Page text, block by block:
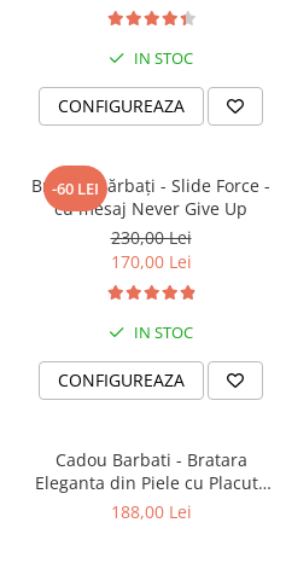
IN STOC
CONFIGUREAZA
-60 LEI
Brățară bărbați - Slide Force -
cu mesaj Never Give Up
230,00 Lei
170,00 Lei
IN STOC
CONFIGUREAZA
Cadou Barbati - Bratara
Eleganta din Piele cu Placuta
din Argint Personalizabila
188,00 Lei